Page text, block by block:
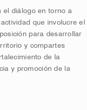
el diálogo en torno a
que involucre el
para desarrollar
y compartes
de la
y promoción de la